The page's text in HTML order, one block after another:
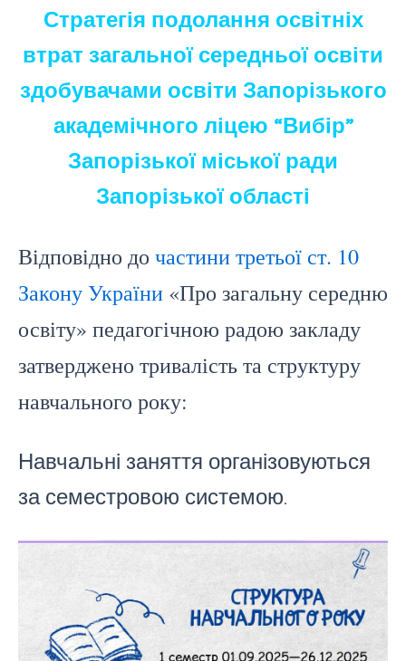
Стратегія подолання освітніх
втрат загальної середньої освіти
здобувачами освіти Запорізького
академічного ліцею “Вибір”
Запорізької міської ради
Запорізької області
Відповідно до частини третьої ст. 10
Закону України «Про загальну середню
освіту» педагогічною радою закладу
затверджено тривалість та структуру
навчального року:
Навчальні заняття організовуються
за семестровою системою.